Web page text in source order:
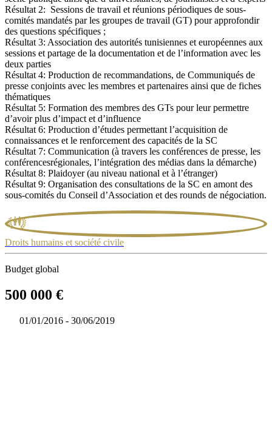
Résultat 2: Sessions de travail et réunions périodiques de sous-
comités mandatés par les groupes de travail (GT) pour approfondir
des questions spécifiques ;
Résultat 3: Association des autorités tunisiennes et européennes aux
sessions et partage de la documentation et de l’information avec les
deux parties
Résultat 4: Production de recommandations, de Communiqués de
presse conjoints avec les membres et partenaires ainsi que de fiches
thématiques
Résultat 5: Formation des membres des GTs pour leur permettre
d’avoir plus d’impact et d’influence
Résultat 6: Production d’études permettant l’acquisition de
connaissances et le renforcement des capacités de la SC
Résultat 7: Communication (à travers les conférences de presse, les
conférencesrégionales, l’intégration des médias dans la démarche)
Résultat 8: Plaidoyer (au niveau national et à l’étranger)
Résultat 9: Organisation des consultations de la SC en amont des
sous-comités du Conseil d’Association et des rounds de négociation.
Droits humains et société civile
Budget global
500 000 €
01/01/2016 - 30/06/2019